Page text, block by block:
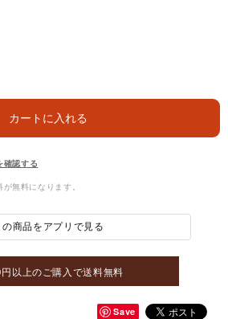
カートに入れる
確認する
無料になります。
の商品をアプリで見る
以上のご購入で送料無料
Save